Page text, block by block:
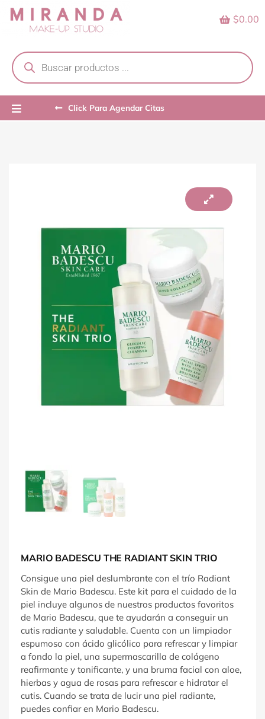
Skip
search
$0.00
Click Para Agendar Citas
MARIO BADESCU THE RADIANT SKIN TRIO
Consigue una piel deslumbrante con el trío Radiant
Skin de Mario Badescu. Este kit para el cuidado de la
piel incluye algunos de nuestros productos favoritos
de Mario Badescu, que te ayudarán a conseguir un
cutis radiante y saludable. Cuenta con un limpiador
espumoso con ácido glicólico para refrescar y limpiar
a fondo la piel, una supermascarilla de colágeno
reafirmante y tonificante, y una bruma facial con aloe,
hierbas y agua de rosas para refrescar e hidratar el
cutis. Cuando se trata de lucir una piel radiante,
puedes confiar en Mario Badescu.